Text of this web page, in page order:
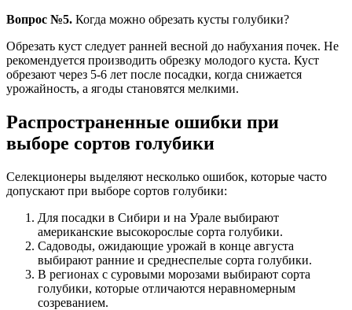
Вопрос №5. Когда можно обрезать кусты голубики?
Обрезать куст следует ранней весной до набухания почек. Не
рекомендуется производить обрезку молодого куста. Куст
обрезают через 5-6 лет после посадки, когда снижается
урожайность, а ягоды становятся мелкими.
Распространенные ошибки при
выборе сортов голубики
Селекционеры выделяют несколько ошибок, которые часто
допускают при выборе сортов голубики:
Для посадки в Сибири и на Урале выбирают
американские высокорослые сорта голубики.
Садоводы, ожидающие урожай в конце августа
выбирают ранние и среднеспелые сорта голубики.
В регионах с суровыми морозами выбирают сорта
голубики, которые отличаются неравномерным
созреванием.